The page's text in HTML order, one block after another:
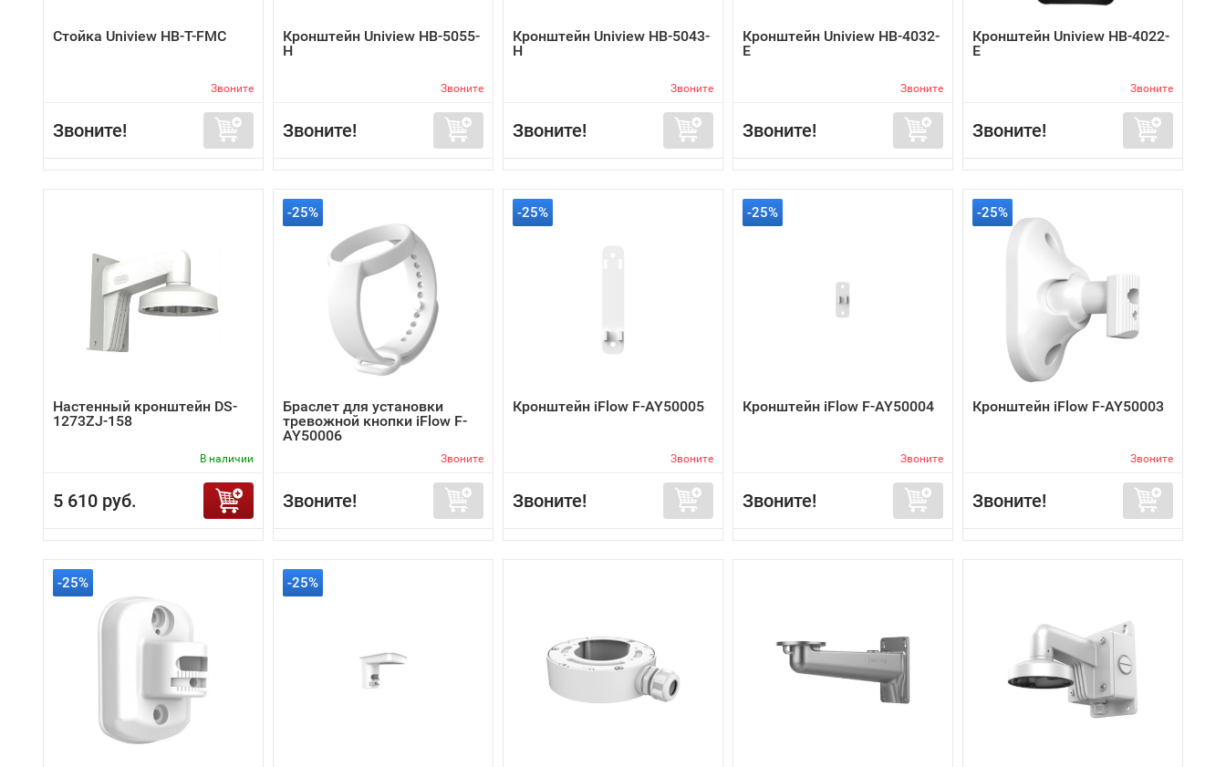
Стойка Uniview HB-T-FMC
Звоните
Звоните!
Кронштейн Uniview HB-5055-
H
Звоните
Звоните!
Кронштейн Uniview HB-5043-
H
Звоните
Звоните!
Кронштейн Uniview HB-4032-
E
Звоните
Звоните!
Кронштейн Uniview HB-4022-
E
Звоните
Звоните!
Настенный кронштейн DS-
1273ZJ-158
В наличии
5 610 руб.
-25%
Браслет для установки
тревожной кнопки iFlow F-
AY50006
Звоните
Звоните!
-25%
Кронштейн iFlow F-AY50005
Звоните
Звоните!
-25%
Кронштейн iFlow F-AY50004
Звоните
Звоните!
-25%
Кронштейн iFlow F-AY50003
Звоните
Звоните!
-25% -25%